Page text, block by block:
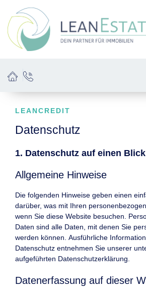
LEANCREDIT
Datenschutz
1. Datenschutz auf einen Blick
Allgemeine Hinweise
Die folgenden Hinweise geben einen
darüber, was mit Ihren
wenn Sie diese Website besuchen.
Daten sind alle Daten, mit denen Sie
werden können. Ausführliche
Datenschutz entnehmen Sie unserer
aufgeführten Datenschutzerklärung.
Datenerfassung auf dieser